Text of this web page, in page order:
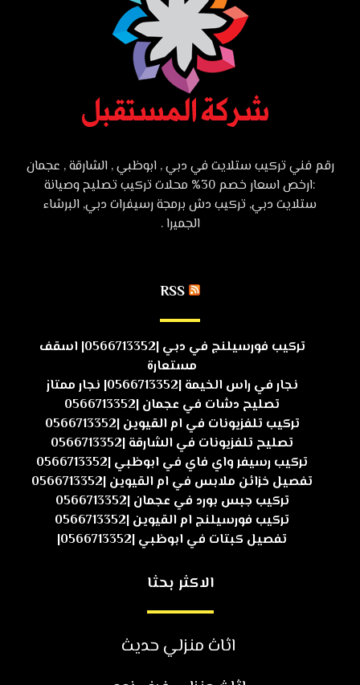
رقم فني تركيب ستلايت في دبي , ابوظبي , الشارقة , عجمان
:ارخص اسعار خصم 30% محلات تركيب تصليح وصيانة
ستلايت دبي, تركيب دش برمجة رسيفرات دبي, البرشاء
الجميرا .
RSS
تركيب فورسيلنج في دبي |0566713352| اسقف
مستعارة
نجار في راس الخيمة |0566713352| نجار ممتاز
تصليح دشات في عجمان |0566713352
تركيب تلفزيونات في ام القيوين |0566713352
تصليح تلفزيونات في الشارقة |0566713352
تركيب رسيفر واي فاي في ابوظبي |0566713352
تفصيل خزائن ملابس في ام القيوين |0566713352
تركيب جبس بورد في عجمان |0566713352
تركيب فورسيلنج ام القيوين |0566713352
تفصيل كبتات في ابوظبي |0566713352|
الاكثر بحثا
اثاث منزلي حديث